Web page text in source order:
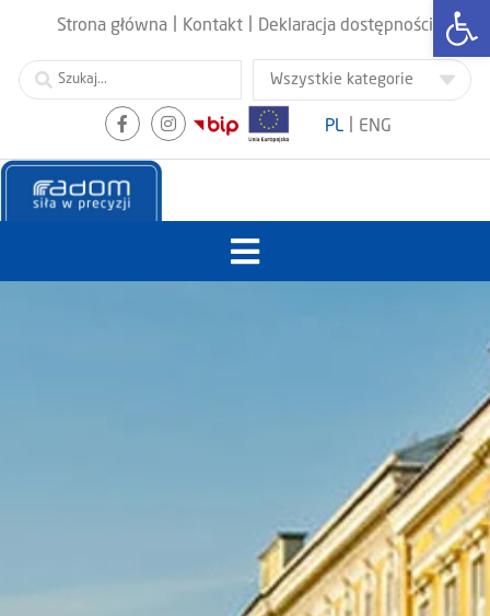
Strona główna Kontakt Deklaracja dostępności
PL ENG